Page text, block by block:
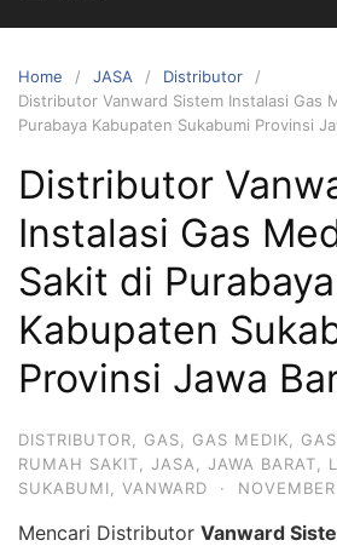
Home JASA
Distributor
Distributor Vanward Sistem Instalasi Gas
Purabaya Kabupaten Sukabumi Provinsi
Distributor
Instalasi Gas
Sakit di Purabaya
Kabupaten
Provinsi Jawa
DISTRIBUTOR GAS GAS MEDIK
RUMAH SAKIT
JASA JAWA BARAT
SUKABUMI
VANWARD ·
Mencari Distributor Vanward